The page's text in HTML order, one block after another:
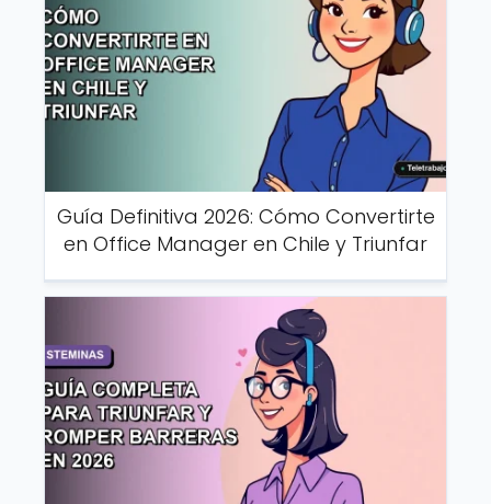
Guía Definitiva 2026: Cómo Convertirte
en Office Manager en Chile y Triunfar